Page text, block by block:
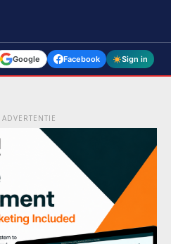
Google Facebook Sign in
ADVERTENTIE